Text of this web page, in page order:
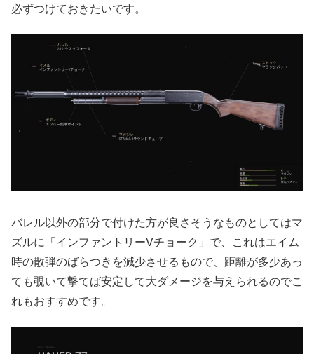
必ずつけておきたいです。
バレル以外の部分で付けた方が良さそうなものとしてはマ
ズルに「インファントリーVチョーク」で、これはエイム
時の散弾のばらつきを減少させるもので、距離が多少あっ
ても覗いて撃てば安定して大ダメージを与えられるのでこ
れもおすすめです。